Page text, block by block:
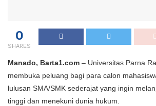
0
SHARES
Manado, Barta1.com – Universitas Parna
membuka peluang bagi para calon
lulusan SMA/SMK sederajat yang ingin
tinggi dan menekuni dunia hukum.